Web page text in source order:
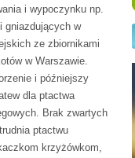
i wypoczynku np.
gniazdujących w
ze zbiornikami
w Warszawie.
i późniejszy
dla ptactwa
Brak zwartych
ptactwu
krzyżówkom,